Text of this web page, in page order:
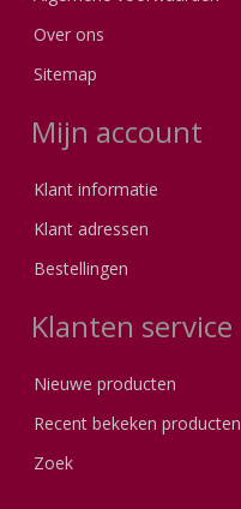
Over ons
Sitemap
Mijn account
Klant informatie
Klant adressen
Bestellingen
Klanten service
Nieuwe producten
Recent bekeken producten
Zoek